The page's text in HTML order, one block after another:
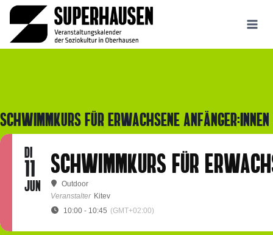
Zum
Inhalt
springen
SCHWIMMKURS FÜR ERWACHSENE ANFÄNGER:INNEN
DI
11
JUN
SCHWIMMKURS FÜR
Outdoor
Veranstalter Kitev
10:00 - 10:45 (GMT+02:00)